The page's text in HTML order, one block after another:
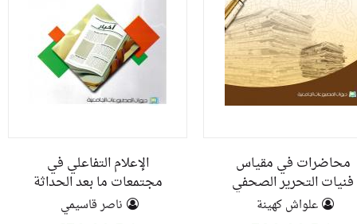
الإعلام التفاعلي في
مجتمعات ما بعد الحداثة
دراسة نقدية
ناصر قاسيمي
محاضرات في مقياس
فنيات التحرير الصحفي
علواش كهينة